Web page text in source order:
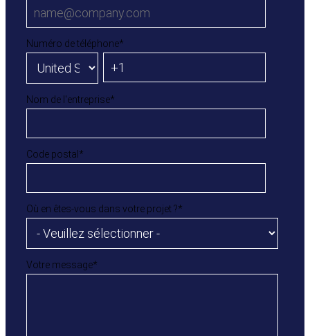
Numéro de téléphone*
Nom de l'entreprise*
Code postal *
Où en êtes-vous dans votre projet ?*
Votre message*